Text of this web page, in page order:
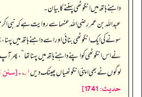
داہنے ہاتھ میں انگوٹھی پہننے کا بیان۔
عبداللہ بن عمر رضی الله عنہما سے روایت ہے کہ نبی
سونے کی ایک انگوٹھی بنائی اور اسے داہنے ہاتھ میں پہنا،
نے اس انگوٹھی کو اپنے داہنے ہاتھ میں پہنا تھا“، پھر
لوگوں نے بھی اپنی انگوٹھیاں پھینک دیں۱؎ ۔[سنن
حدیث: 1741]